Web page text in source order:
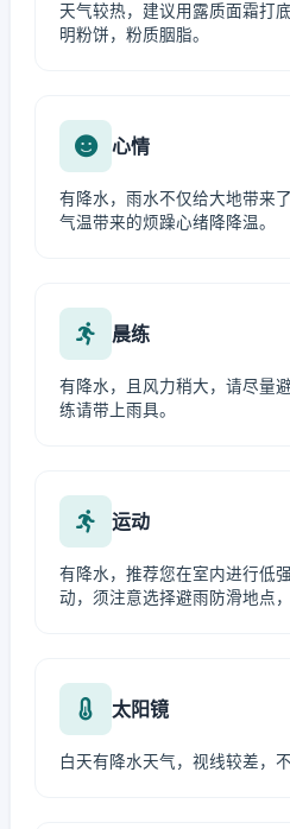
天气较热，建议用露质面霜打
明粉饼，粉质胭脂。
心情
有降水，雨水不仅给大地带来
气温带来的烦躁心绪降降温。
晨练
有降水，且风力稍大，请尽量
练请带上雨具。
运动
有降水，推荐您在室内进行低
动，须注意选择避雨防滑地点
太阳镜
白天有降水天气，视线较差，